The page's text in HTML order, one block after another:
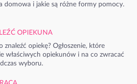
domowa i jakie są różne formy pomocy.
OPIEKUNA
znaleźć opiekę? Ogłoszenie, które
właściwych opiekunów i na co zwracać
wyboru.